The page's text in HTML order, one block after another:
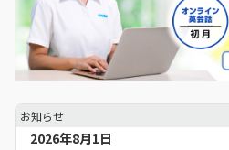
お知らせ
2026年8月1日